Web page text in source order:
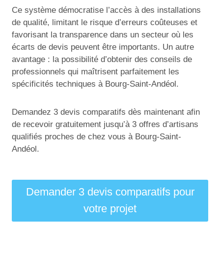
Ce système démocratise l’accès à des installations
de qualité, limitant le risque d’erreurs coûteuses et
favorisant la transparence dans un secteur où les
écarts de devis peuvent être importants. Un autre
avantage : la possibilité d’obtenir des conseils de
professionnels qui maîtrisent parfaitement les
spécificités techniques à Bourg-Saint-Andéol.
Demandez 3 devis comparatifs dès maintenant afin
de recevoir gratuitement jusqu’à 3 offres d’artisans
qualifiés proches de chez vous à Bourg-Saint-
Andéol.
Demander 3 devis comparatifs pour
votre projet